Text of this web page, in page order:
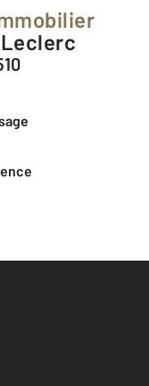
Leclerc